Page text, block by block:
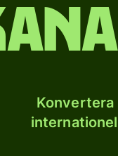
Konvertera